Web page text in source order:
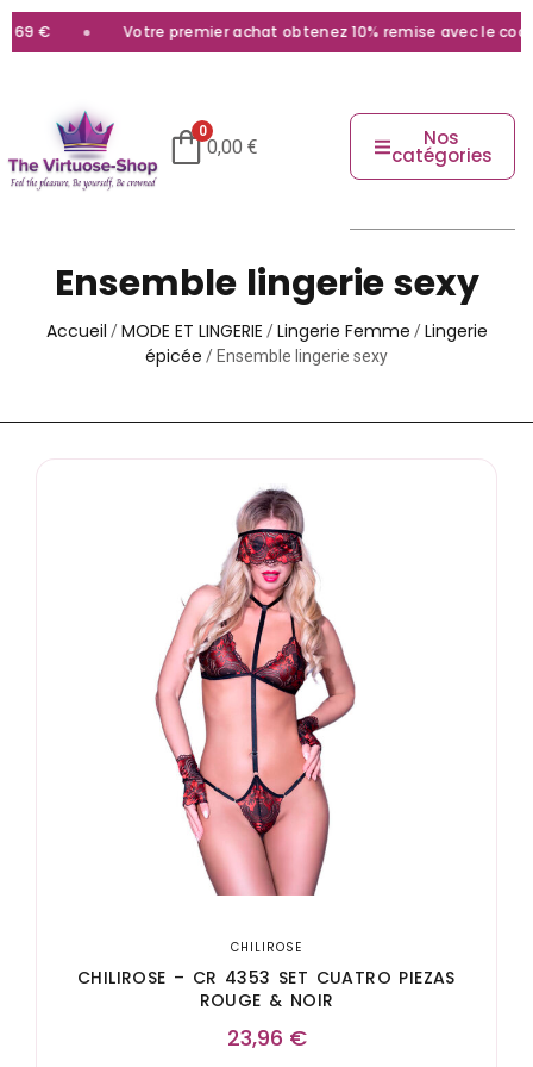
Votre premier achat obtenez 10% remise avec le code
0
0,00 € Nos
catégories
Ensemble lingerie sexy
Accueil /MODE ET LINGERIE /Lingerie Femme /Lingerie
épicée / Ensemble lingerie sexy
CHILIROSE
CHILIROSE – CR 4353 SET CUATRO PIEZAS
ROUGE & NOIR
23,96 €